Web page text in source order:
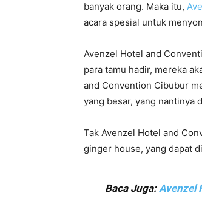
banyak orang. Maka itu,
acara spesial untuk
Avenzel Hotel and
para tamu hadir, mereka
and Convention Cibubur
yang besar, yang nantinya
Tak Avenzel Hotel and
ginger house, yang dapat
Baca Juga:Avenzel